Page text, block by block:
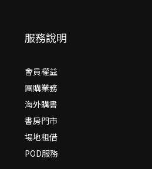
服務說明
會員權益
團購業務
海外購書
書房門市
場地租借
POD服務